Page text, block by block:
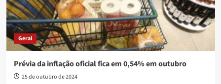
Geral
Prévia da inflação oficial fica em 0,54% em outubro
25 de outubro de 2024